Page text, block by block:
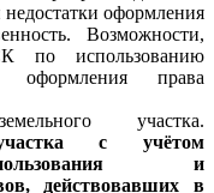
оформления
Возможности,
использованию
оформления права
участка.
с учётом
и
действовавших в